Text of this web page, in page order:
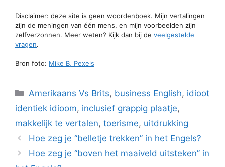
Disclaimer: deze site is geen woordenboek. Mijn vertalingen
zijn de meningen van één mens, en mijn voorbeelden zijn
zelfverzonnen. Meer weten? Kijk dan bij de veelgestelde
vragen.
Bron foto: Mike B, Pexels
Categorieën
Amerikaans Vs Brits, business English, idioot
identiek idioom, inclusief grappig plaatje,
makkelijk te vertalen, toerisme, uitdrukking
Hoe zeg je “belletje trekken” in het Engels?
Hoe zeg je “boven het maaiveld uitsteken” in